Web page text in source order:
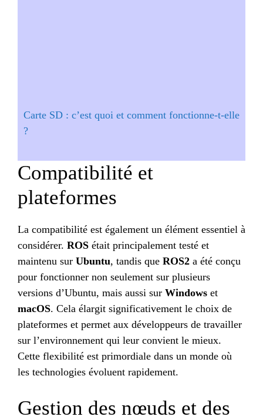
Carte SD : c’est quoi et comment fonctionne-t-elle
?
Compatibilité et
plateformes
La compatibilité est également un élément essentiel à
considérer. ROS était principalement testé et
maintenu sur Ubuntu, tandis que ROS2 a été conçu
pour fonctionner non seulement sur plusieurs
versions d’Ubuntu, mais aussi sur Windows et
macOS. Cela élargit significativement le choix de
plateformes et permet aux développeurs de travailler
sur l’environnement qui leur convient le mieux.
Cette flexibilité est primordiale dans un monde où
les technologies évoluent rapidement.
Gestion des nœuds et des